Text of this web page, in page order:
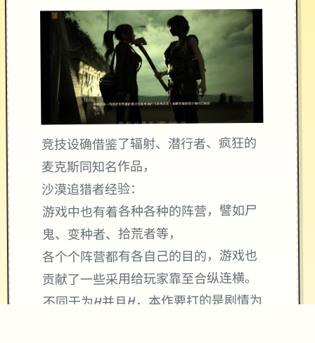
竞技设确借鉴了辐射、潜行者、疯狂的
麦克斯同知名作品，
沙漠追猎者经验：
游戏中也有着各种各种的阵营，譬如尸
鬼、变种者、拾荒者等，
各个个阵营都有各自己的目的，游戏也
贡献了一些采用给玩家靠至合纵连横。
不同于为H并且H，本作要打的是剧情为